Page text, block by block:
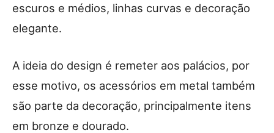
escuros e médios, linhas curvas e decoração
elegante.
A ideia do design é remeter aos palácios, por
esse motivo, os acessórios em metal também
são parte da decoração, principalmente itens
em bronze e dourado.